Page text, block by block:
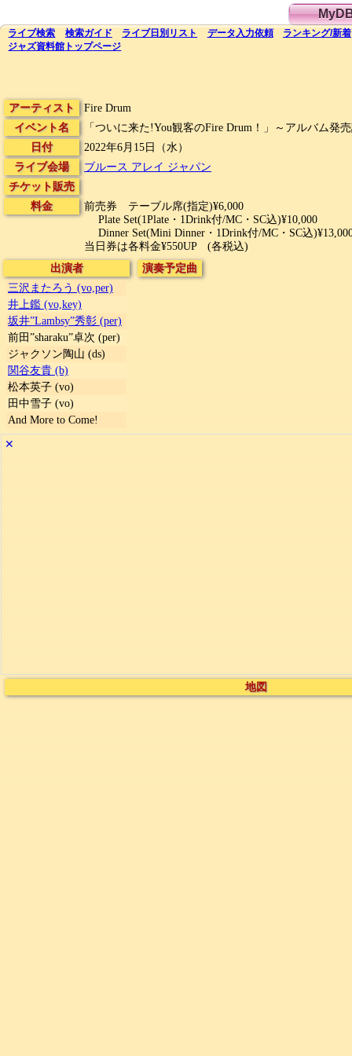
ライブ検索 検索ガイド ライブ日別 リスト データ入力依頼 ランキング/新着
ジャズ資料館 トップページ
アーティスト
Fire Drum
イベント名
「ついに来た!You観客のFire Drum！」～アルバム発
日付
2022年6月15日（水）
ライブ会場
ブルース アレイ ジャパン
チケット販売
料金
前売券 テーブル席(指定)¥6,000
Plate Set(1Plate・1Drink付/MC・SC込)¥10,000
Dinner Set(Mini Dinner・1Drink付/MC・SC込
当日券は各料金¥550UP (各税込)
出演者
三沢またろう (vo,per)
井上鑑 (vo,key)
坂井”Lambsy”秀彰 (per)
前田”sharaku”卓次 (per)
ジャクソン陶山 (ds)
関谷友貴 (b)
松本英子 (vo)
田中雪子 (vo)
And More to Come!
演奏予定曲
✕
地図